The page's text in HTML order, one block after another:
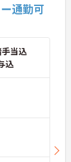
通勤可
当込
込